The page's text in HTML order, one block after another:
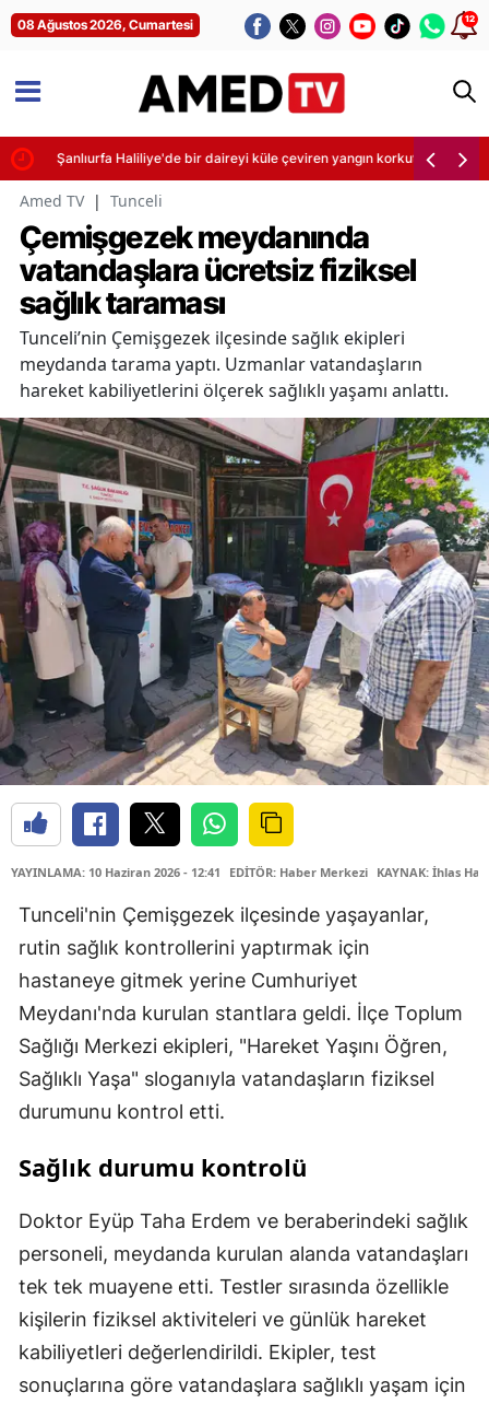
08 Ağustos 2026, Cumartesi 12
Şanlıurfa Haliliye'de bir daireyi küle çeviren yangın korkuttu
Amed TV | Tunceli
Çemişgezek meydanında
vatandaşlara ücretsiz fiziksel
sağlık taraması
Tunceli’nin Çemişgezek ilçesinde sağlık ekipleri
meydanda tarama yaptı. Uzmanlar vatandaşların
hareket kabiliyetlerini ölçerek sağlıklı yaşamı anlattı.
YAYINLAMA: 10 Haziran 2026 - 12:41 EDİTÖR: Haber Merkezi KAYNAK: İhlas
Tunceli'nin Çemişgezek ilçesinde yaşayanlar,
rutin sağlık kontrollerini yaptırmak için
hastaneye gitmek yerine Cumhuriyet
Meydanı'nda kurulan stantlara geldi. İlçe Toplum
Sağlığı Merkezi ekipleri, "Hareket Yaşını Öğren,
Sağlıklı Yaşa" sloganıyla vatandaşların fiziksel
durumunu kontrol etti.
Sağlık durumu kontrolü
Doktor Eyüp Taha Erdem ve beraberindeki sağlık
personeli, meydanda kurulan alanda vatandaşları
tek tek muayene etti. Testler sırasında özellikle
kişilerin fiziksel aktiviteleri ve günlük hareket
kabiliyetleri değerlendirildi. Ekipler, test
sonuçlarına göre vatandaşlara sağlıklı yaşam için